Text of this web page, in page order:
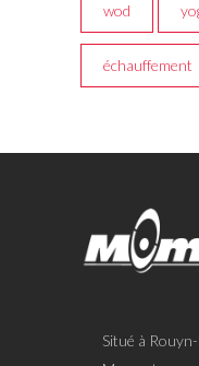
wod
échauffement
Situé à